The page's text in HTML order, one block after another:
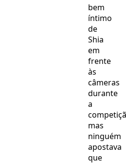
bem
íntimo
de
Shia
em
frente
às
câmeras
durante
a
mas
ninguém
apostava
que